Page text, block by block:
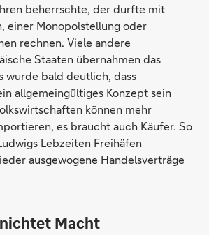
beherrschte, der durfte mit
einer Monopolstellung oder
rechnen. Viele andere
Staaten übernahmen das
wurde bald deutlich, dass
allgemeingültiges Konzept sein
können mehr
es braucht auch Käufer. So
Lebzeiten Freihäfen
ausgewogene Handelsverträge
Macht